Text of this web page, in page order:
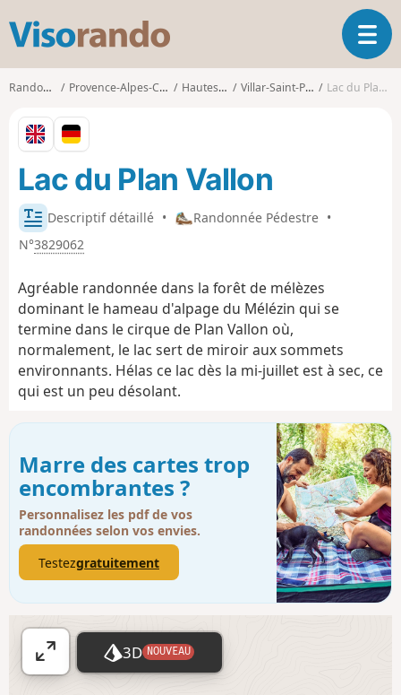
s
o
o
O
u
v
Randonnées Provence-Alpes-Côte d'Azur Hautes-Alpes Villar-Saint-Pancrace Lac du Plan Vallon
Descriptif détaillé • Randonnée Pédestre •
N°3829062
Lac du Plan Vallon
Agréable randonnée dans la forêt de mélèzes
dominant le hameau d'alpage du Mélézin qui se
termine dans le cirque de Plan Vallon où,
normalement, le lac sert de miroir aux sommets
environnants. Hélas ce lac dès la mi-juillet est à sec, ce
qui est un peu désolant.
Marre des cartes trop
encombrantes ?
Personnalisez les pdf de vos
randonnées selon vos envies.
Testezgratuitement
A
ff
3D NOUVEAU